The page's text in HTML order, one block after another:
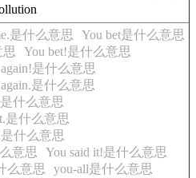
是什么意思
You bet是什么意思
思
You bet!是什么意思
again!是什么意思
是什么意思
什么意思
是什么意思
是什么意思
意思
You said it!是什么意思
么意思
you-all是什么意思